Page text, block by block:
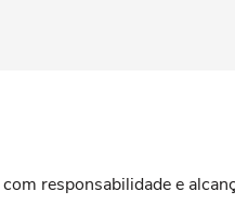
responsabilidade e